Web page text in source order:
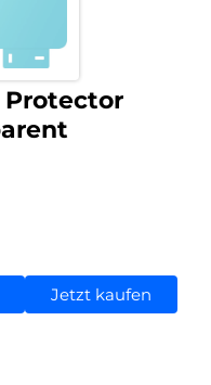
Protector
Jetzt kaufen